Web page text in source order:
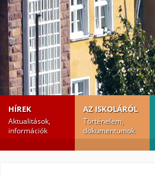
HÍREK
Aktualitások,
információk
AZ ISKOLÁRÓL
Történelem,
dokumentumok